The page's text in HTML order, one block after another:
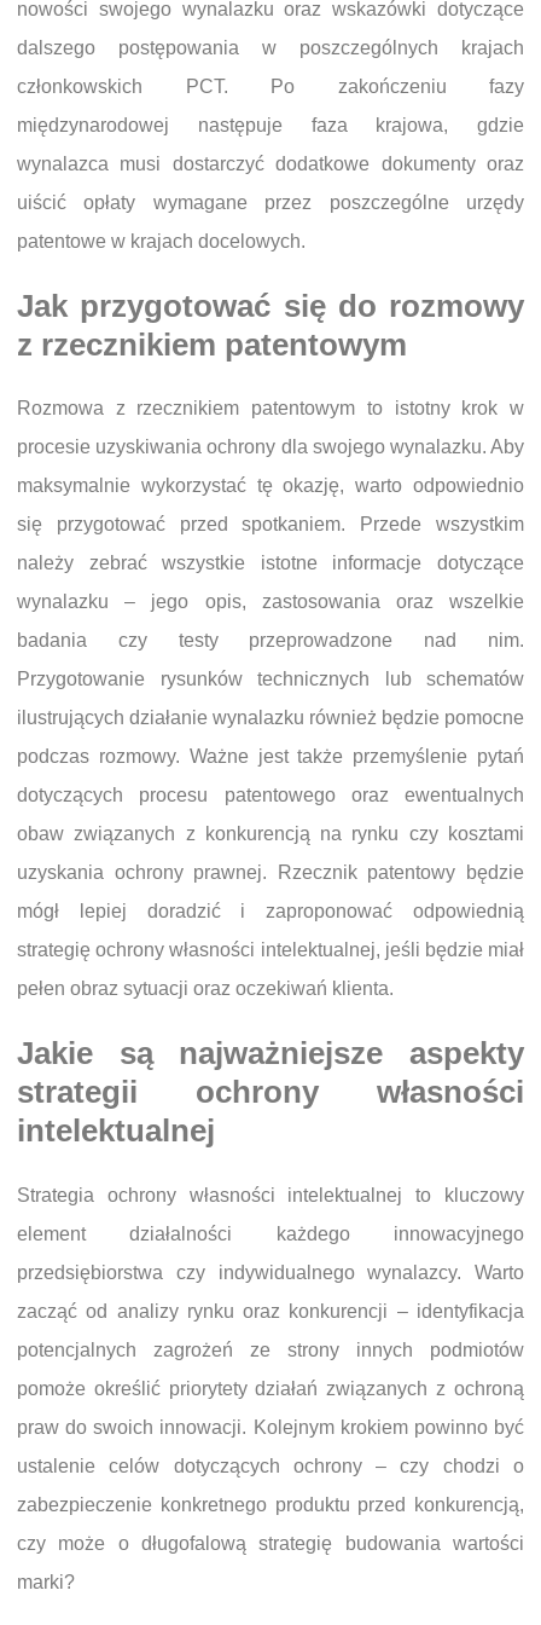
nowości swojego wynalazku oraz wskazówki dotyczące
dalszego postępowania w poszczególnych krajach
członkowskich PCT. Po zakończeniu fazy
międzynarodowej następuje faza krajowa, gdzie
wynalazca musi dostarczyć dodatkowe dokumenty oraz
uiścić opłaty wymagane przez poszczególne urzędy
patentowe w krajach docelowych.
Jak przygotować się do rozmowy
z rzecznikiem patentowym
Rozmowa z rzecznikiem patentowym to istotny krok w
procesie uzyskiwania ochrony dla swojego wynalazku. Aby
maksymalnie wykorzystać tę okazję, warto odpowiednio
się przygotować przed spotkaniem. Przede wszystkim
należy zebrać wszystkie istotne informacje dotyczące
wynalazku – jego opis, zastosowania oraz wszelkie
badania czy testy przeprowadzone nad nim.
Przygotowanie rysunków technicznych lub schematów
ilustrujących działanie wynalazku również będzie pomocne
podczas rozmowy. Ważne jest także przemyślenie pytań
dotyczących procesu patentowego oraz ewentualnych
obaw związanych z konkurencją na rynku czy kosztami
uzyskania ochrony prawnej. Rzecznik patentowy będzie
mógł lepiej doradzić i zaproponować odpowiednią
strategię ochrony własności intelektualnej, jeśli będzie miał
pełen obraz sytuacji oraz oczekiwań klienta.
Jakie są najważniejsze aspekty
strategii ochrony własności
intelektualnej
Strategia ochrony własności intelektualnej to kluczowy
element działalności każdego innowacyjnego
przedsiębiorstwa czy indywidualnego wynalazcy. Warto
zacząć od analizy rynku oraz konkurencji – identyfikacja
potencjalnych zagrożeń ze strony innych podmiotów
pomoże określić priorytety działań związanych z ochroną
praw do swoich innowacji. Kolejnym krokiem powinno być
ustalenie celów dotyczących ochrony – czy chodzi o
zabezpieczenie konkretnego produktu przed konkurencją,
czy może o długofalową strategię budowania wartości
marki?